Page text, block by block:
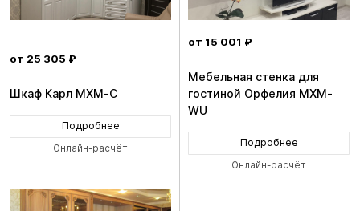
от 25 305 ₽
Шкаф Карл MXM-C
Подробнее
Онлайн-расчёт
от 15 001 ₽
Мебельная стенка для
гостиной Орфелия MXM-
WU
Подробнее
Онлайн-расчёт